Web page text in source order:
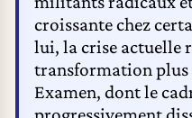
croissante chez
lui, la crise actuelle
transformation
Examen, dont le